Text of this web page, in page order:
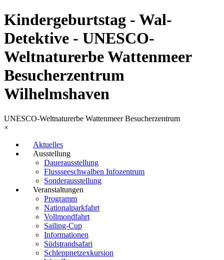
Kindergeburtstag - Wal-
Detektive - UNESCO-
Weltnaturerbe Wattenmeer
Besucherzentrum
Wilhelmshaven
UNESCO-Weltnaturerbe Wattenmeer Besucherzentrum
×
Aktuelles
Ausstellung
Dauerausstellung
Flussseeschwalben Infozentrum
Sonderausstellung
Veranstaltungen
Programm
Nationalparkfahrt
Vollmondfahrt
Sailing-Cup
Informationen
Südstrandsafari
Schleppnetzexkursion